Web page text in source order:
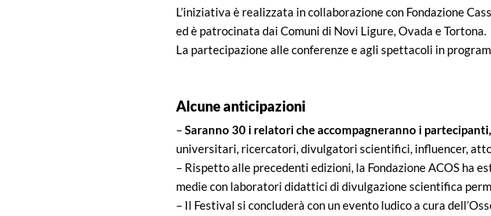
L’iniziativa è realizzata in collaborazione con Fondazione
ed è patrocinata dai Comuni di Novi Ligure, Ovada e Tortona.
La partecipazione alle conferenze e agli spettacoli in
Alcune anticipazioni
–Saranno 30 i relatori che accompagneranno i partecipanti,
universitari, ricercatori, divulgatori scientifici, influencer,
– Rispetto alle precedenti edizioni, la Fondazione ACOS ha
medie con laboratori didattici di divulgazione scientifica
– Il Festival si concluderà con un evento ludico a cura